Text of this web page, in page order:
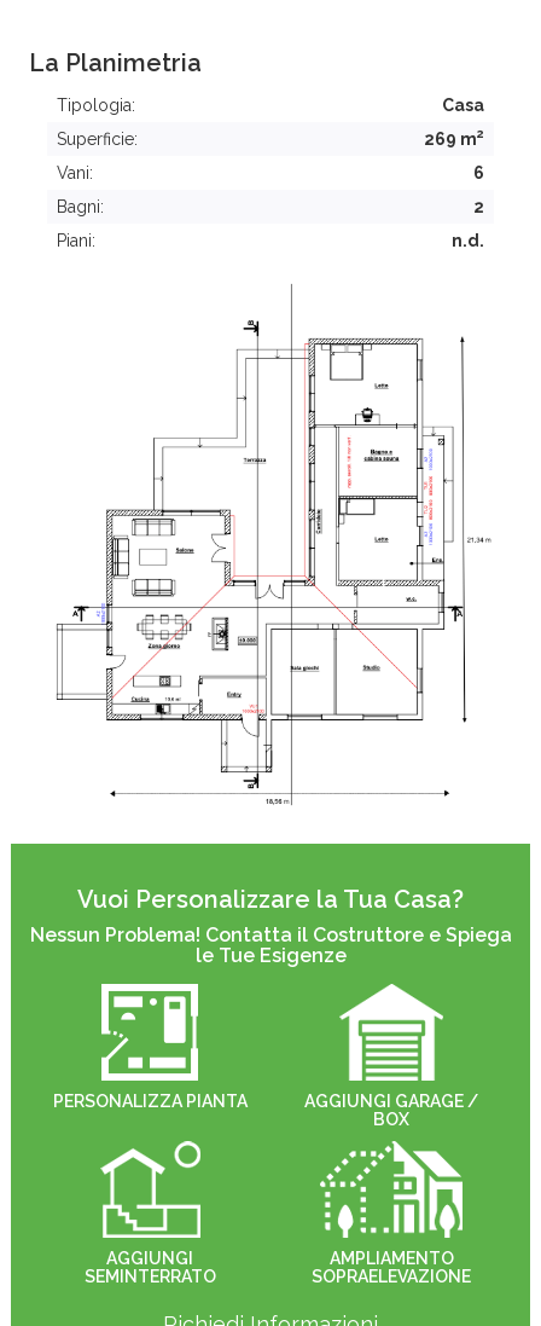
La Planimetria
Tipologia:
Casa
Superficie:
269 m2
Vani:
6
Bagni:
2
Piani:
n.d.
Vuoi Personalizzare la Tua Casa?
Nessun Problema! Contatta il Costruttore e Spiega
le Tue Esigenze
PERSONALIZZA PIANTA
AGGIUNGI GARAGE /
BOX
AGGIUNGI
SEMINTERRATO
AMPLIAMENTO
SOPRAELEVAZIONE